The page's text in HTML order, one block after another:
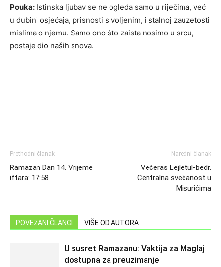
Pouka: Istinska ljubav se ne ogleda samo u riječima, već
u dubini osjećaja, prisnosti s voljenim, i stalnoj zauzetosti
mislima o njemu. Samo ono što zaista nosimo u srcu,
postaje dio naših snova.
Prethodni članak
Ramazan Dan 14. Vrijeme
iftara: 17:58
Naredni članak
Večeras Lejletul-bedr.
Centralna svečanost u
Misurićima
POVEZANI ČLANCI VIŠE OD AUTORA
U susret Ramazanu: Vaktija za Maglaj
dostupna za preuzimanje